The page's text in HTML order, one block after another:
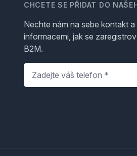
CHCETE SE PŘIDAT DO
Nechte nám na sebe kontakt
informacemi, jak se
B2M.
Telefon